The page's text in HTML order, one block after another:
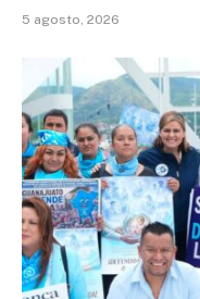
5 agosto, 2026